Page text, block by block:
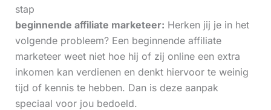
stap
beginnende affiliate marketeer: Herken jij je in het
volgende probleem? Een beginnende affiliate
marketeer weet niet hoe hij of zij online een extra
inkomen kan verdienen en denkt hiervoor te weinig
tijd of kennis te hebben. Dan is deze aanpak
speciaal voor jou bedoeld.